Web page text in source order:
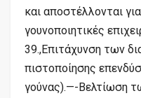
και αποστέλλονται
γουνοποιητικές
39.,Επιτάχυνση των
πιστοποίησης
γούνας).—-Βελτίωση